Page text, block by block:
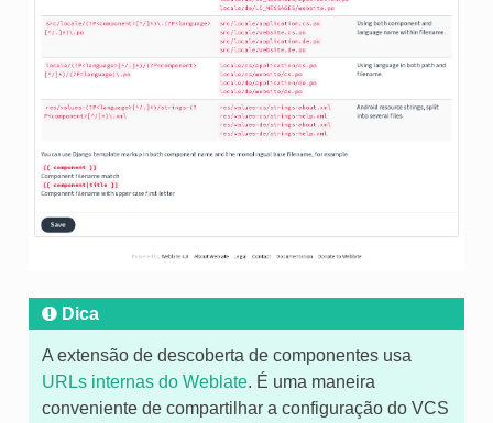
Dica
A extensão de descoberta de componentes usa
URLs internas do Weblate. É uma maneira
conveniente de compartilhar a configuração do VCS